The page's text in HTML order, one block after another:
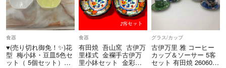
食器
♥️(売り切れ御免！✨)花
型 梅小鉢・豆皿5色セ
ット（ 5個セット）昭
食器
有田焼 吾山窯 古伊万
里様式 金襴手古伊万
里小鉢セット 金彩花
グラス/カップ
古伊万里 雅 コーヒー
カップ＆ソーサー 5客
セット 有田焼 260605-